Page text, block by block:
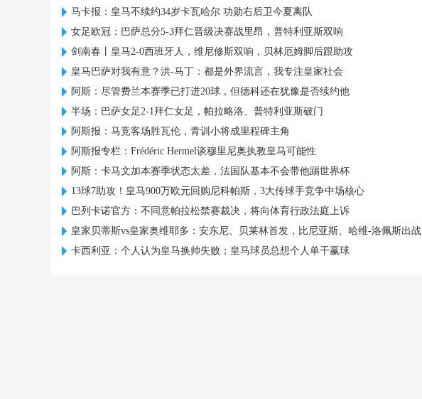
马卡报：皇马不续约34岁卡瓦哈尔 功勋右后卫今夏离队
女足欧冠：巴萨总分5-3拜仁晋级决赛战里昂，普特利亚斯双响
剑南春丨皇马2-0西班牙人，维尼修斯双响，贝林厄姆脚后跟助攻
皇马巴萨对我有意？洪-马丁：都是外界流言，我专注皇家社会
阿斯：尽管费兰本赛季已打进20球，但德科还在犹豫是否续约他
半场：巴萨女足2-1拜仁女足，帕拉略洛、普特利亚斯破门
阿斯报：马竞客场胜瓦伦，青训小将成里程碑主角
阿斯报专栏：Frédéric Hermel谈穆里尼奥执教皇马可能性
阿斯：卡马文加本赛季状态太差，法国队基本不会带他踢世界杯
13球7助攻！皇马900万欧元回购尼科帕斯，3大传球手竞争中场核心
巴列卡诺官方：不同意帕拉松禁赛裁决，将向体育行政法庭上诉
皇家贝蒂斯vs皇家奥维耶多：安东尼、贝莱林首发，比尼亚斯、哈维-洛佩斯出战
卡西利亚：个人认为皇马换帅失败；皇马球员总想个人单干赢球